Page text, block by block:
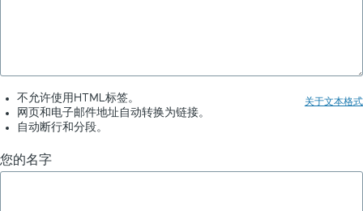
-
ChatGPT
聊
关于文本格式
不允许使用HTML标签。
网页和电子邮件地址自动转换为链接。
自动断行和分段。
您的名字